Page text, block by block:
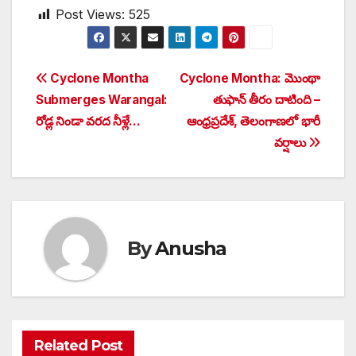
Post Views: 525
Post
navigation
Cyclone Montha: మొంథా
తుఫాన్ తీరం దాటింది –
ఆంధ్రప్రదేశ్, తెలంగాణలో భారీ
వర్షాలు
Cyclone Montha
Submerges Warangal:
రోడ్ల నిండా వరద నీళ్లే…
ByAnusha
Related Post